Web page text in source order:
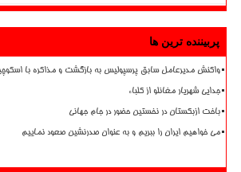
پربیننده ترین ها
واکنش مدیرعامل سابق پرسپولیس به بازگشت و مذاکره با
جدایی شهریار مغانلو از کلباء
باخت ازبکستان در نخستین حضور در جام جهانی
می خواهیم ایران را ببریم و به عنوان صدرنشین صعود نماییم